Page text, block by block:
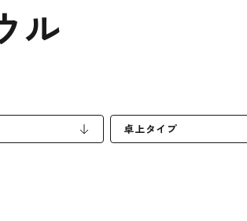
と特徴
外
ウ
ル
卓上タイプ